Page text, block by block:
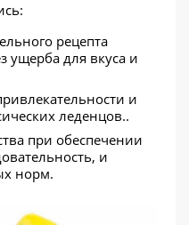
рецепта
ущерба для вкуса и
и
леденцов..
при обеспечении
и
норм.